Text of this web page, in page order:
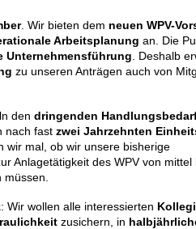
. Wir bieten dem neuen WPV-
Arbeitsplanung an. Die
Unternehmensführung . Deshalb
zu unseren Anträgen auch von
den dringenden
nach fast zwei Jahrzehnten
wir mal, ob wir unsere bisherige
Anlagetätigkeit des WPV von mittel
: Wir wollen alle interessierten
zusichern, in